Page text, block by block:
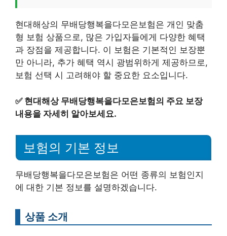
현대해상의 무배당행복을다모은보험은 개인 맞춤
형 보험 상품으로, 많은 가입자들에게 다양한 혜택
과 장점을 제공합니다. 이 보험은 기본적인 보장뿐
만 아니라, 추가 혜택 역시 광범위하게 제공하므로,
보험 선택 시 고려해야 할 중요한 요소입니다.
✅ 현대해상 무배당행복을다모은보험의 주요 보장
내용을 자세히 알아보세요.
보험의 기본 정보
무배당행복을다모은보험은 어떤 종류의 보험인지
에 대한 기본 정보를 설명하겠습니다.
상품 소개